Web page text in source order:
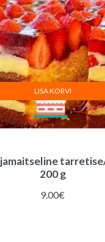
200 g
9.00€
LISA KORVI